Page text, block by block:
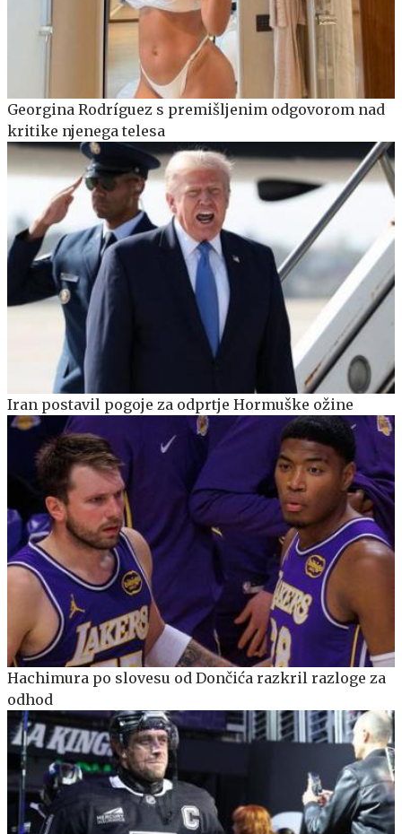
Georgina Rodríguez s premišljenim odgovorom nad
kritike njenega telesa
Iran postavil pogoje za odprtje Hormuške ožine
Hachimura po slovesu od Dončića razkril razloge za
odhod